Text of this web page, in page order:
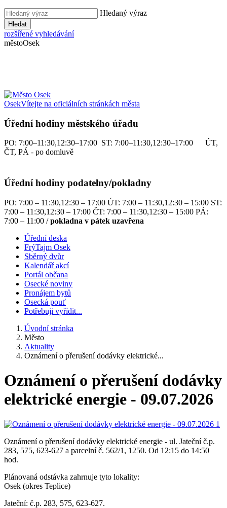
Hledaný výraz
Hledat
rozšířené vyhledávání
městoOsek
OsekVítejte na oficiálních stránkách města
Úřední hodiny městského úřadu
PO: 7:00–11:30,12:30–17:00 ST: 7:00–11:30,12:30–17:00 ÚT,
ČT, PÁ - po domluvě
Úřední hodiny podatelny/pokladny
PO: 7:00 – 11:30,12:30 – 17:00 ÚT: 7:00 – 11:30,12:30 – 15:00 ST:
7:00 – 11:30,12:30 – 17:00 ČT: 7:00 – 11:30,12:30 – 15:00 PÁ:
7:00 – 11:00 /pokladna v pátek uzavřena
Úřední deska
FrýTajm Osek
Sběrný dvůr
Kalendář akcí
Portál občana
Osecké noviny
Pronájem bytů
Osecká pouť
Potřebuji vyřídit...
Úvodní stránka
Město
Aktuality
Oznámení o přerušení dodávky elektrické...
Oznámení o přerušení dodávky
elektrické energie - 09.07.2026
Oznámení o přerušení dodávky elektrické energie - ul. Jateční č.p.
283, 575, 623-627 a parcelní č. 562/1, 1250. Od 12:15 do 14:50
hod.
Plánovaná odstávka zahrnuje tyto lokality:
Osek (okres Teplice)
Jateční: č.p. 283, 575, 623-627.